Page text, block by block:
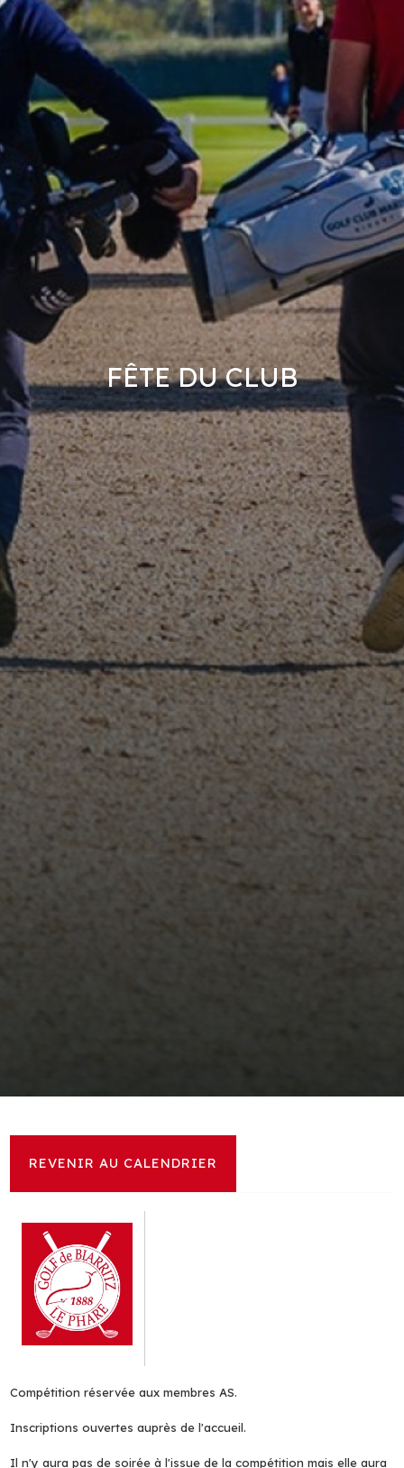
FÊTE DU CLUB
REVENIR AU CALENDRIER
Compétition réservée aux membres AS.
Inscriptions ouvertes auprès de l'accueil.
Il n'y aura pas de soirée à l'issue de la compétition mais elle aura